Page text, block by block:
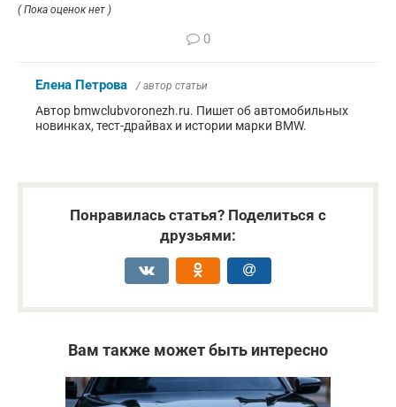
( Пока оценок нет )
0
Елена Петрова / автор статьи
Автор bmwclubvoronezh.ru. Пишет об автомобильных
новинках, тест-драйвах и истории марки BMW.
Понравилась статья? Поделиться с
друзьями:
Вам также может быть интересно